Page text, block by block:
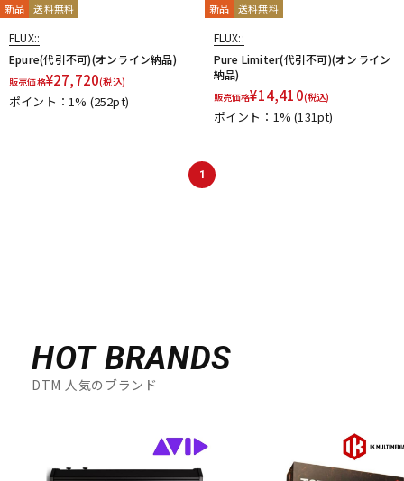
新品 送料無料
FLUX::
Epure(代引不可)(オンライン納品)
販売価格¥27,720(税込)
ポイント：1% (252pt)
新品 送料無料
FLUX::
Pure Limiter(代引不可)(オンライン
納品)
販売価格¥14,410(税込)
ポイント：1%(131pt)
1
HOT BRANDS
DTM 人気のブランド